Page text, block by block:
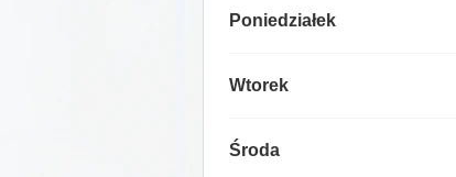
Poniedziałek
Wtorek
Środa